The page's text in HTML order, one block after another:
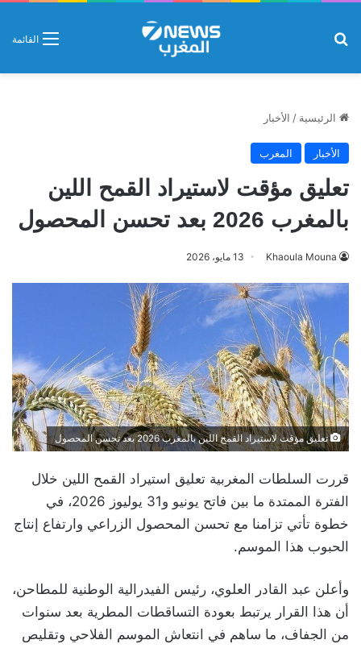
القائمة
الرئيسية / الأخبار
الأخبار المغرب
تعليق مؤقت لاستيراد القمح اللين
بالمغرب 2026 بعد تحسن المحصول
Khaoula Mouna 13 مايو، 2026
تعليق مؤقت لاستيراد القمح اللين بالمغرب 2026 بعد تحسن المحصول
قررت السلطات المغربية تعليق استيراد القمح اللين خلال
الفترة الممتدة ما بين فاتح يونيو و31 يوليوز 2026، في
خطوة تأتي تزامنا مع تحسن المحصول الزراعي وارتفاع إنتاج
الحبوب هذا الموسم.
وأعلن عبد القادر العلوي، رئيس الفيدرالية الوطنية للمطاحن،
أن هذا القرار يرتبط بعودة التساقطات المطرية بعد سنوات
من الجفاف، ما ساهم في انتعاش الموسم الفلاحي وتقليص